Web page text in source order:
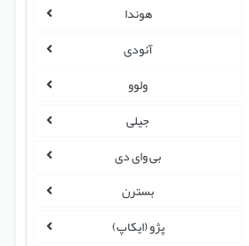
هوندا
آئودی
ولوو
جیلی
بی وای دی
بسترن
پژو (ایکاپ)